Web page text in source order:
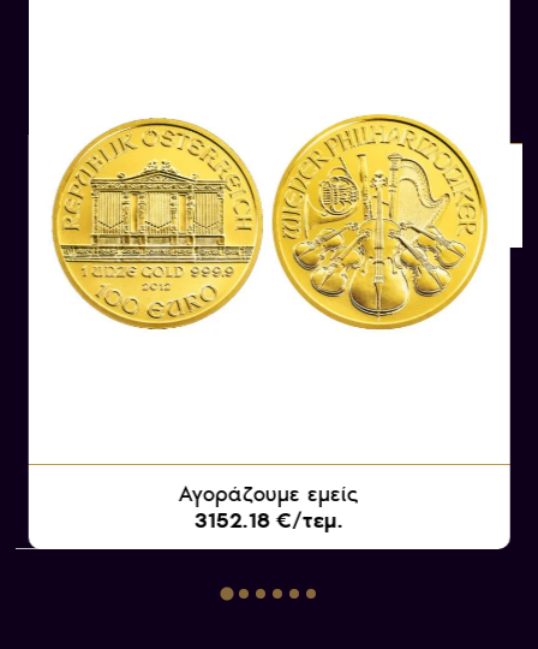
Η ορχήστρα αποτελείται από περίπου 130
μουσικούς, οι οποίοι είναι επιλεγμένοι από την
ίδια την ορχήστρα. Η διαδικασία επιλογής νέων
μελών είναι αυστηρή και συνήθως
πραγματοποιείται μετά από αξιολόγηση και
πρόσκληση. Οι μουσικοί της Φιλαρμονικής της
Βιέννης είναι γνωστοί για την τεχνική τους
αρτιότητα, την ερμηνευτική τους αίσθηση και
Αγοράζουμε εμείς
3152.18 €/τεμ.